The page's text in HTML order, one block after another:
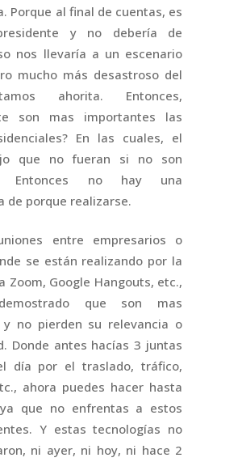
Porque al final de cuentas, es
y no debería de
nos llevaría a un escenario
mucho más desastroso del
ahorita. Entonces,
son mas importantes las
En las cuales, el
que no fueran si no son
Entonces no hay una
de porque realizarse.
entre empresarios o
se están realizando por la
Zoom, Google Hangouts, etc.,
que son mas
y no pierden su relevancia o
Donde antes hacías 3 juntas
día por el traslado, tráfico,
ahora puedes hacer hasta
que no enfrentas a estos
Y estas tecnologías no
ni ayer, ni hoy, ni hace 2